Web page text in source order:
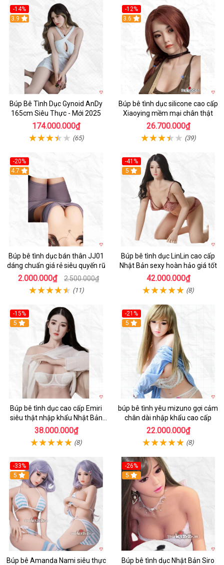
-14%
3.9
Búp Bê Tình Dục Gynoid AnDy
165cm Siêu Thực - Mới 2025
174.000.000₫
(65)
-12%
3.6
Búp bê tình dục silicone cao cấp
Xiaoying mềm mại chân thật
26.700.000₫
(39)
-20%
Hot
4.7
Búp bê tình dục bán thân JJ01
dáng chuẩn giá rẻ siêu quyến rũ
2.000.000₫ 2.500.000₫
(11)
-41%
5
Búp bê tình dục LinLin cao cấp
Nhật Bản sexy hoàn hảo giá tốt
42.000.000₫
(8)
-15%
5
Búp bê tình dục cao cấp Emiri
siêu thật nhập khẩu Nhật Bản
giá tốt
38.000.000₫
(8)
-21%
5
búp bê tình yêu mizuno gợi cảm
chân dài nhập khẩu cao cấp
22.000.000₫
(8)
-33%
Hot
5
Búp bê Amanda Nami siêu thực
-26%
Hot
5
Búp bê tình dục Nhật Bản Siro